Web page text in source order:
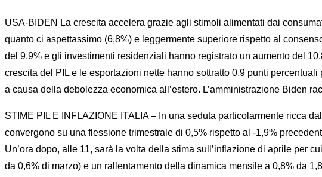
USA-BIDEN La crescita accelera grazie agli stimoli alimentati dai
quanto ci aspettassimo (6,8%) e leggermente superiore rispetto al
del 9,9% e gli investimenti residenziali hanno registrato un aumento del
crescita del PIL e le esportazioni nette hanno sottratto 0,9 punti
a causa della debolezza economica all’estero. L’amministrazione Biden
STIME PIL E INFLAZIONE ITALIA – In una seduta particolarmente ricca
convergono su una flessione trimestrale di 0,5% rispetto al -1,9%
Un’ora dopo, alle 11, sarà la volta della stima sull’inflazione di aprile per
da 0,6% di marzo) e un rallentamento della dinamica mensile a 0,8% da